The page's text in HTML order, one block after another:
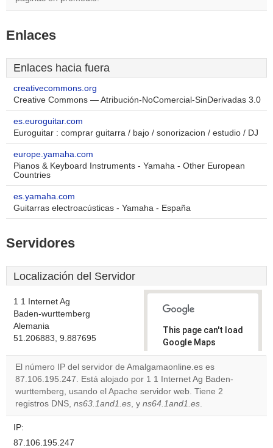
Enlaces
Enlaces hacia fuera
creativecommons.org
Creative Commons — Atribución-NoComercial-SinDerivadas 3.0
es.euroguitar.com
Euroguitar : comprar guitarra / bajo / sonorizacion / estudio / DJ
europe.yamaha.com
Pianos & Keyboard Instruments - Yamaha - Other European
Countries
es.yamaha.com
Guitarras electroacústicas - Yamaha - España
Servidores
Localización del Servidor
1 1 Internet Ag
Baden-wurttemberg
Alemania
51.206883, 9.887695
This page can't load
Google Maps
correctly.
Do you
own this
website?
El número IP del servidor de Amalgamaonline.es es
87.106.195.247. Está alojado por 1 1 Internet Ag Baden-
wurttemberg, usando el Apache servidor web. Tiene 2
registros DNS, ns63.1and1.es, y ns64.1and1.es.
IP:
87.106.195.247